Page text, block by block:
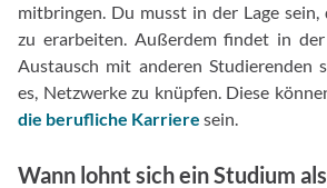
mitbringen. Du musst in der Lage
zu erarbeiten. Außerdem findet in
Austausch mit anderen Studierenden
es, Netzwerke zu knüpfen. Diese
die berufliche Karriere sein.
Wann lohnt sich ein Studium als